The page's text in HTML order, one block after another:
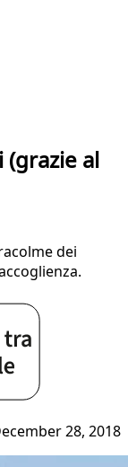
(grazie al
dei
28, 2018